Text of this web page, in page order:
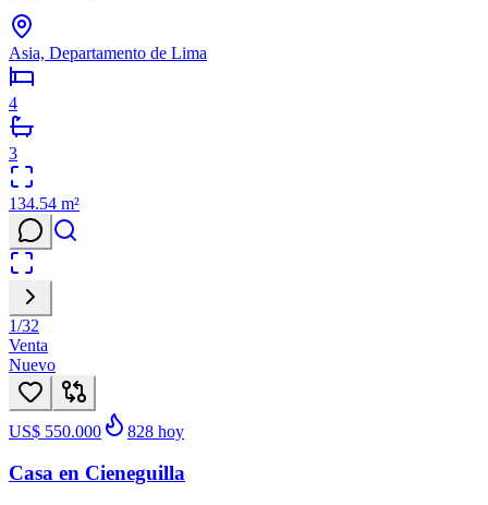
Asia, Departamento de Lima
4
3
134.54 m²
1/32
Venta
Nuevo
US$ 550.000 828 hoy
Casa en Cieneguilla